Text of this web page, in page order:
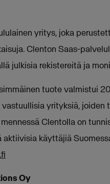
yritys, joka
Clenton Saas-
julkisia rekistereitä ja
tuote valmistui
yrityksiä,
mennessä Clentolla on
aktiivisia käyttäjiä
Oy